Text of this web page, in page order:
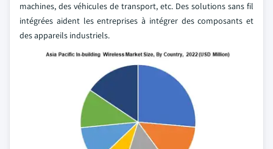
machines, des véhicules de transport, etc. Des solutions sans fil
intégrées aident les entreprises à intégrer des composants et
des appareils industriels.